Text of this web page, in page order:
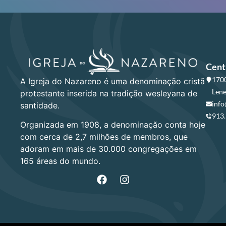
A Igreja do Nazareno é uma denominação cristã
protestante inserida na tradição wesleyana de
santidade.
Organizada em 1908, a denominação conta hoje
com cerca de 2,7 milhões de membros, que
adoram em mais de 30.000 congregações em
165 áreas do mundo.